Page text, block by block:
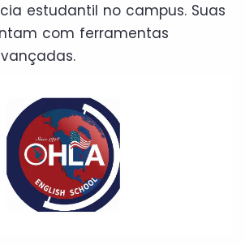
estudantil no campus. Suas
com ferramentas